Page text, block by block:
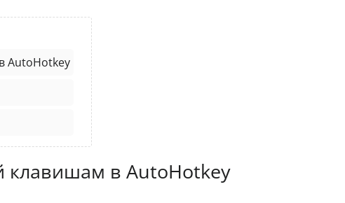
AutoHotkey
клавишам в AutoHotkey